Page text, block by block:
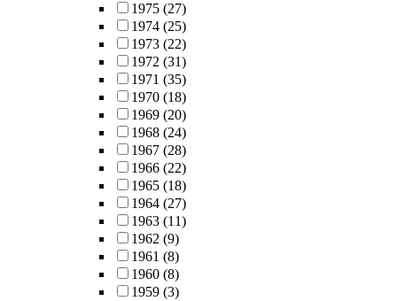
1975 (27)
1974 (25)
1973 (22)
1972 (31)
1971 (35)
1970 (18)
1969 (20)
1968 (24)
1967 (28)
1966 (22)
1965 (18)
1964 (27)
1963 (11)
1962 (9)
1961 (8)
1960 (8)
1959 (3)